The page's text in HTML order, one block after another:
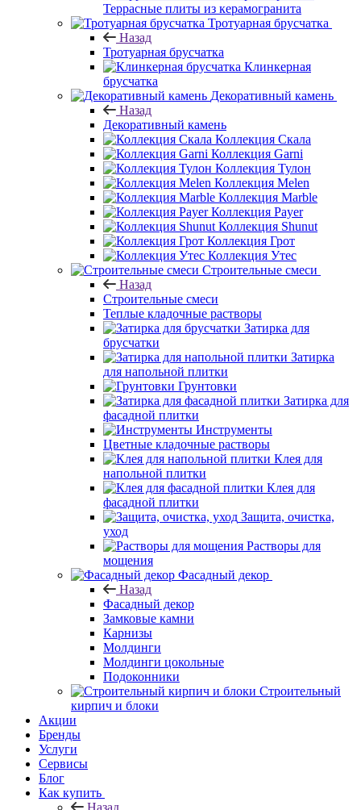
Террасные плиты из керамогранита
Тротуарная брусчатка
Назад
Тротуарная брусчатка
Клинкерная
брусчатка
Декоративный камень
Назад
Декоративный камень
Коллекция Скала
Коллекция Garni
Коллекция Тулон
Коллекция Melen
Коллекция Marble
Коллекция Payer
Коллекция Shunut
Коллекция Грот
Коллекция Утес
Строительные смеси
Назад
Строительные смеси
Теплые кладочные растворы
Затирка для
брусчатки
Затирка
для напольной плитки
Грунтовки
Затирка для
фасадной плитки
Инструменты
Цветные кладочные растворы
Клея для
напольной плитки
Клея для
фасадной плитки
Защита, очистка,
уход
Растворы для
мощения
Фасадный декор
Назад
Фасадный декор
Замковые камни
Карнизы
Молдинги
Молдинги цокольные
Подоконники
Строительный
кирпич и блоки
Акции
Бренды
Услуги
Сервисы
Блог
Как купить
Назад